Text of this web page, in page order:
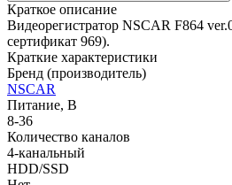
Краткое описание
Видеорегистратор NSCAR F864
сертификат 969).
Краткие характеристики
Бренд (производитель)
NSCAR
Питание, В
8-36
Количество каналов
4-канальный
HDD/SSD